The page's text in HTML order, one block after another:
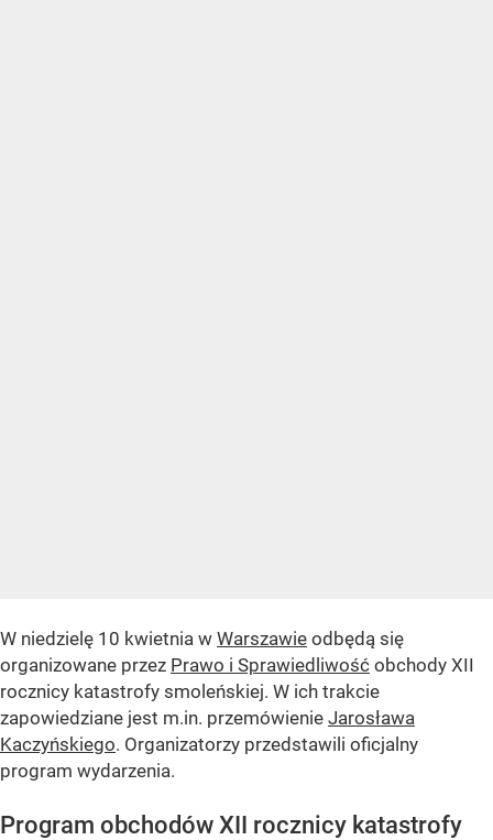
W niedzielę 10 kwietnia w Warszawie odbędą się
organizowane przez Prawo i Sprawiedliwość obchody XII
rocznicy katastrofy smoleńskiej. W ich trakcie
zapowiedziane jest m.in. przemówienie Jarosława
Kaczyńskiego. Organizatorzy przedstawili oficjalny
program wydarzenia.
Program obchodów XII rocznicy katastrofy